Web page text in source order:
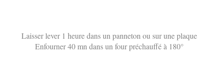
Laisser lever 1 heure dans un panneton ou sur une plaque
Enfourner 40 mn dans un four préchauffé à 180°